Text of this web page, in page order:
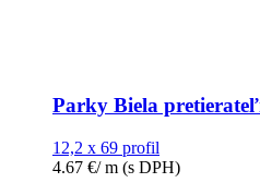
Parky Biela
12,2 x 69 profil
4.67 €/ m (s DPH)